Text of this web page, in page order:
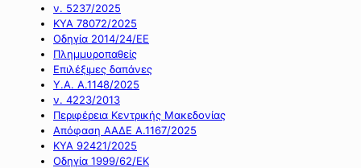
ν. 5237/2025
ΚΥΑ 78072/2025
Οδηγία 2014/24/ΕΕ
Πλημμυροπαθείς
Επιλέξιμες δαπάνες
Υ.Α. Α.1148/2025
ν. 4223/2013
Περιφέρεια Κεντρικής Μακεδονίας
Απόφαση ΑΑΔΕ Α.1167/2025
ΚΥΑ 92421/2025
Οδηγία 1999/62/ΕΚ